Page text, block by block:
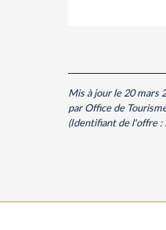
Mis à jour le 20 mars
par Office de
(Identifiant de l'offre :